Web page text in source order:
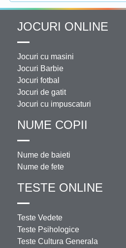
JOCURI ONLINE
Jocuri cu masini
Jocuri Barbie
Jocuri fotbal
Jocuri de gatit
Jocuri cu impuscaturi
NUME COPII
Nume de baieti
Nume de fete
TESTE ONLINE
Teste Vedete
Teste Psihologice
Teste Cultura Generala